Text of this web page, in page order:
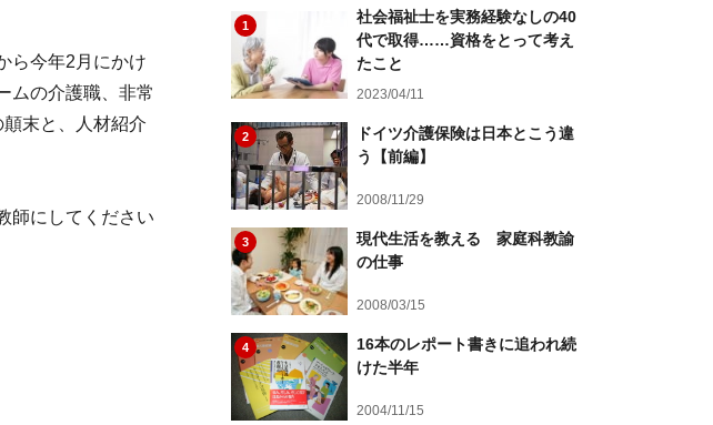
ら今年2月にかけ
ムの介護職、非常
末と、人材紹介
師にしてください
1
社会福祉士を実務経験なしの40
代で取得……資格をとって考え
たこと
2023/04/11
2
ドイツ介護保険は日本とこう違
う【前編】
2008/11/29
3
現代生活を教える 家庭科教諭
の仕事
2008/03/15
4
16本のレポート書きに追われ続
けた半年
2004/11/15